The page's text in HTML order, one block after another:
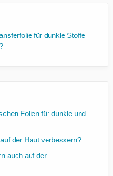
für dunkle Stoffe
Folien für dunkle und
der Haut verbessern?
auch auf der